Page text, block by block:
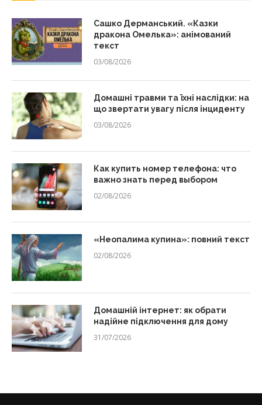
Сашко Дерманський. «Казки
дракона Омелька»: анімований
текст
03/08/2026
Домашні травми та їхні наслідки: на
що звертати увагу після інциденту
03/08/2026
Как купить номер телефона: что
важно знать перед выбором
02/08/2026
«Неопалима купина»: повний текст
02/08/2026
Домашній інтернет: як обрати
надійне підключення для дому
31/07/2026